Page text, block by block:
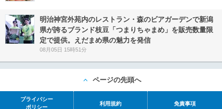
明治神宮外苑内のレストラン・森のビアガーデンで新潟
県が誇るブランド枝豆「つまりちゃまめ」を販売数量限
定で提供。えだまめ県の魅力を発信
08月05日 15時51分
ページの先頭へ
プライバシー
ポリシー
利用規約 免責事項